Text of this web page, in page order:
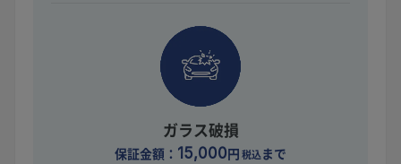
ガラス破損
保証金額： 15,000円税込まで